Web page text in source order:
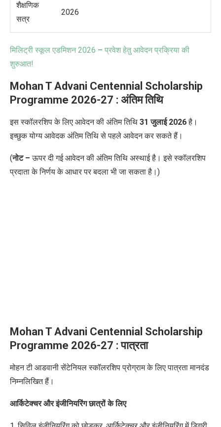
शैक्षणिक
सत्र
2026
मिलिट्री स्कूल एडमिशन 2026 – प्रवेश हेतु आवेदन प्रक्रिया की
शुरुआत!
Mohan T Advani Centennial Scholarship
Programme 2026-27 : अंतिम तिथि
इस स्कॉलरशिप के लिए आवेदन की अंतिम तिथि 31 जुलाई 2026 है।
इच्छुक योग्य आवेदक अंतिम तिथि से पहले आवेदन कर सकते हैं।
(नोट – ऊपर दी गई आवेदन की अंतिम तिथि अस्थाई है। इसे स्कॉलरशिप
प्रदाता के निर्णय के आधार पर बदला भी जा सकता है।)
Mohan T Advani Centennial Scholarship
Programme 2026-27 : पात्रता
मोहन टी आडवानी सेंटेनियल स्कॉलरशिप प्रोग्राम के लिए पात्रता मानदंड
निम्नलिखित हैं।
आर्किटेक्चर और इंजीनियरिंग छात्रों के लिए